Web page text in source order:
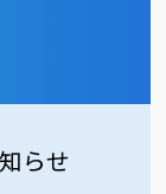
らせ